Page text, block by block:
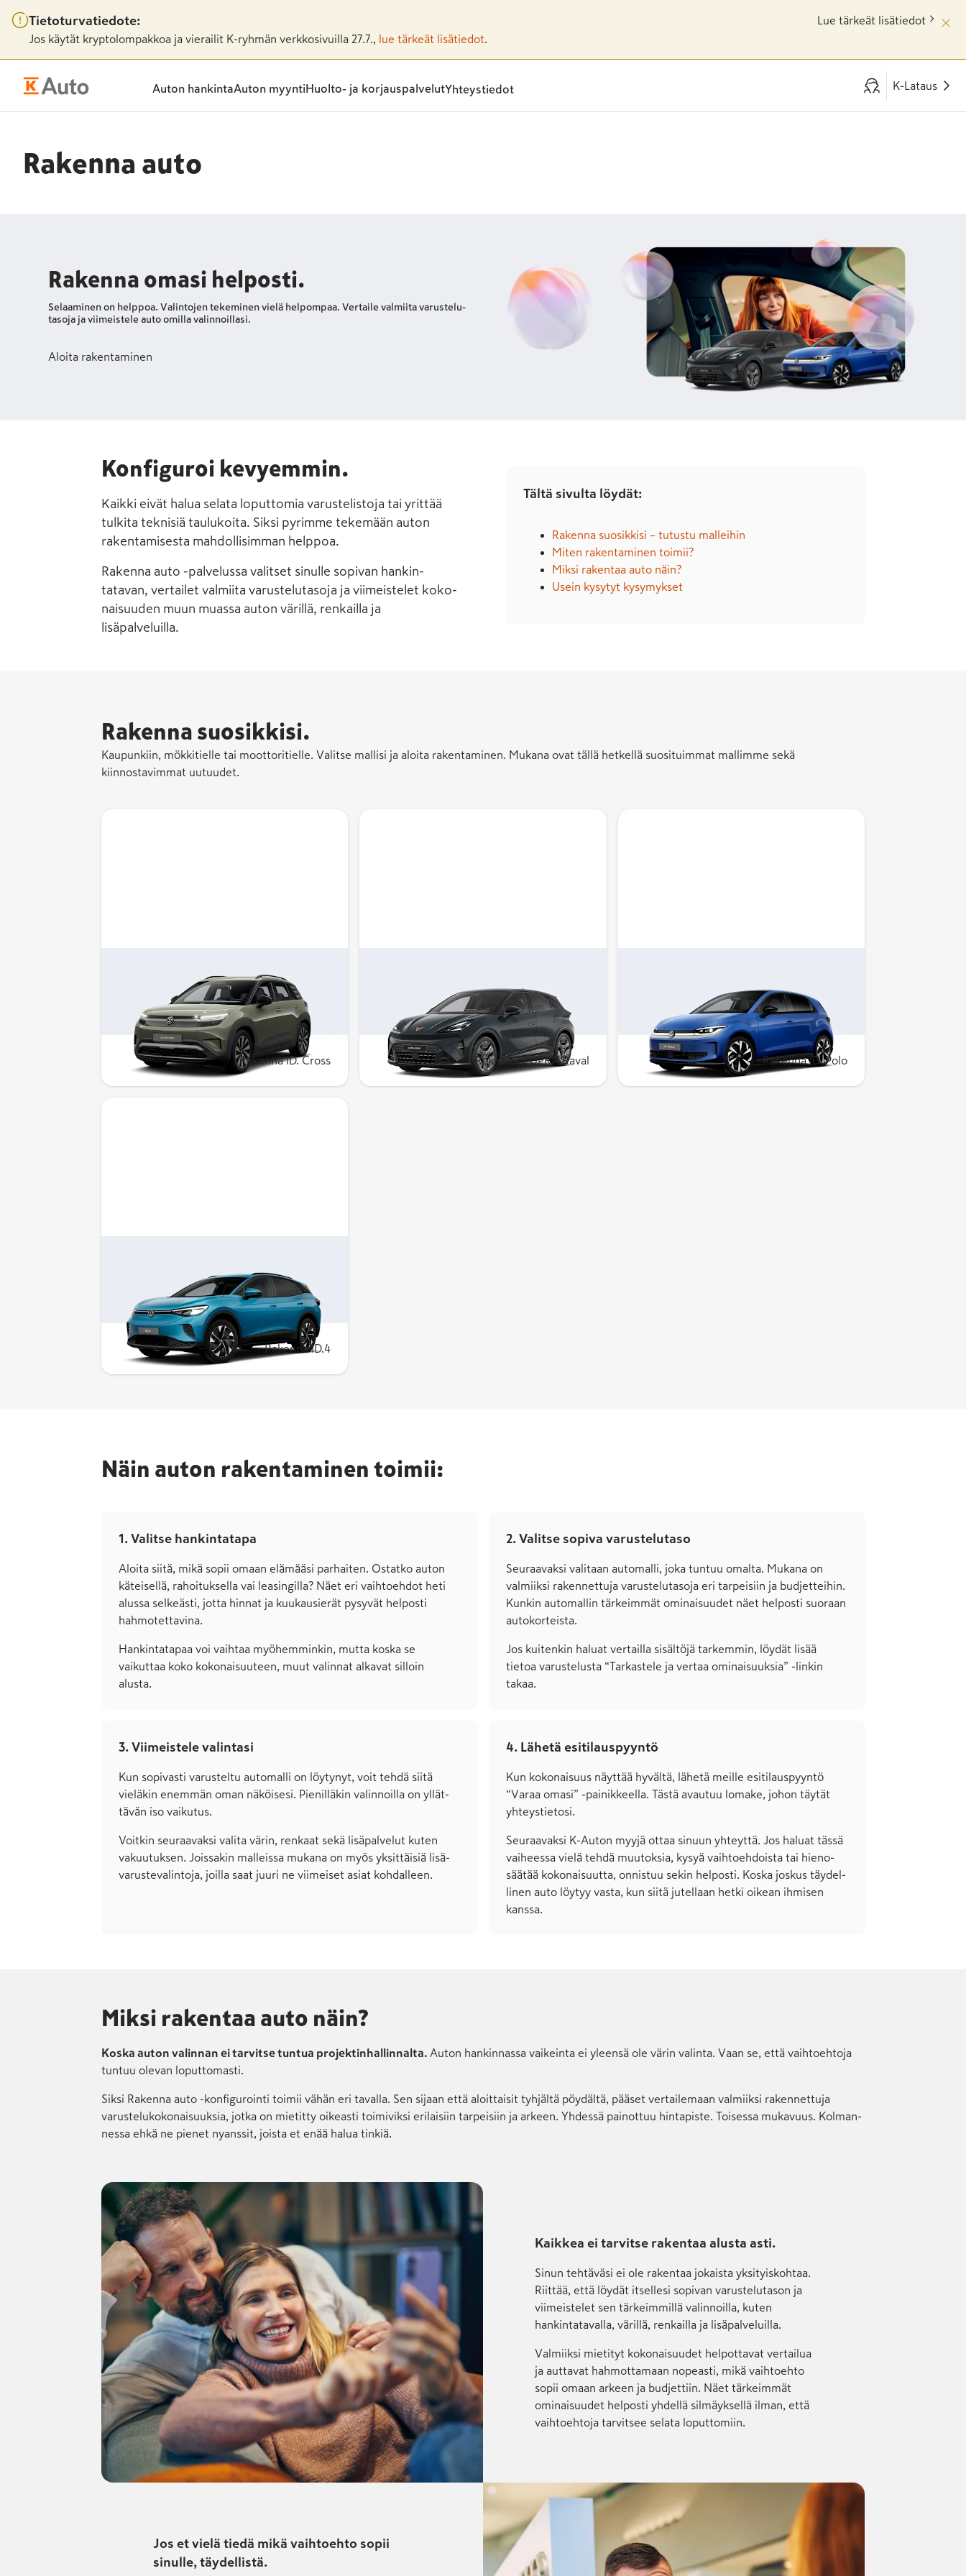
Tietoturvatiedote:
Jos käytät kryptolompakkoa ja vierailit K-ryhmän verkkosivuilla 27.7., lue tärkeät lisätiedot
Lue tärkeät lisätiedot
Auton hankintaAuton myynti Huolto- ja korjauspalvelutYhteystiedot K-Lataus
Rakenna auto
Rakenna omasi helposti.
Selaaminen on helppoa. Valintojen tekemi­nen vielä helpompaa. Vertaile valmiita varustelu­
tasoja ja viimeistele auto omilla valinnoillasi.
Aloita rakentaminen
Konfiguroi kevyemmin.
Kaikki eivät halua selata loputtomia varus­telistoja tai yrittää
tulkita teknisiä taulu­koita. Siksi pyrimme tekemään auton
rakentamisesta mahdollisimman helppoa.
Rakenna auto -palvelussa valitset sinulle sopivan hankin­
tatavan, vertailet valmiita varustelu­tasoja ja viimeistelet koko­
nai­suuden muun muassa auton värillä, ren­kailla ja
lisäpalveluilla.
Tältä sivulta löydät:
Rakenna suosikkisi – tutustu malleihin
Miten rakentaminen toimii?
Miksi rakentaa auto näin?
Usein kysytyt kysymykset
Rakenna suosikkisi.
Kaupunkiin, mökkitielle tai moottoritielle. Valitse mallisi ja aloita rakentaminen. Mukana ovat tällä hetkellä suosituimmat mallimme sekä
kiinnostavimmat uutuudet.
Volkswagen ID. Cross
Enemmän tilaa. Enemmän
mahdollisuuksia. Rakenna omasi esim.
299 €/kk rahoituksella, 399 €/kk yksityis­
leasingilla tai 29 990 € omaksi.
Rakenna ID. Cross
Sähköauto, joka ei jää seinäruusuksi.
Rakenna omasi esim. 359 €/kk yksityis­
leasingilla tai 30 500 € omaksi.
Rakenna CUPRA Raval
Kompakti ulkoa, iso fiilis ratin takana.
Rakenna omasi esim. 249 €/kk
rahoituksella, 349 €/kk yksityis­leasingilla
tai 26 990 € omaksi.
Rakenna ID. Polo
Tilaa arkeen. Mukavuutta matkoille.
Rakenna omasi esim. 560 €/kk
rahoituksella, 699 €/kk yksityis­leasingilla
tai 49 790 € omaksi.
Rakenna ID.4
Näin auton rakentaminen toimii:
1. Valitse hankintatapa
Aloita siitä, mikä sopii omaan elämääsi parhaiten. Ostatko auton
kätei­sellä, rahoituk­sella vai leasingilla? Näet eri vaihto­ehdot heti
alussa selkeästi, jotta hinnat ja kuukausi­erät pysyvät helposti
hahmo­tettavina.
Hankintatapaa voi vaihtaa myöhem­minkin, mutta koska se
vaikuttaa koko koko­nai­suuteen, muut valinnat alkavat silloin
alusta.
2. Valitse sopiva varustelutaso
Seuraavaksi valitaan auto­malli, joka tuntuu omalta. Mukana on
valmiiksi rakennettuja varustelu­tasoja eri tarpeisiin ja budjetteihin.
Kunkin auto­mallin tärkeimmät ominai­suudet näet helposti suoraan
auto­korteista.
Jos kuitenkin haluat vertailla sisältöjä tarkemmin, löydät lisää
tietoa varustelusta “Tarkastele ja vertaa ominaisuuksia” -linkin
takaa.
3. Viimeistele valintasi
Kun sopivasti varusteltu auto­malli on löytynyt, voit tehdä siitä
vieläkin enemmän oman näköi­sesi. Pienilläkin valinnoilla on yllät­
tävän iso vaikutus.
Voitkin seuraavaksi valita värin, renkaat sekä lisä­palvelut kuten
vakuu­tuksen. Joissakin malleissa mukana on myös yksittäisiä lisä­
varuste­valintoja, joilla saat juuri ne viimeiset asiat kohdalleen.
4. Lähetä esitilauspyyntö
Kun kokonaisuus näyttää hyvältä, lähetä meille esi­tilaus­pyyntö
“Varaa omasi” -painikkeella. Tästä avautuu lomake, johon täytät
yhteys­tietosi.
Seuraavaksi K-Auton myyjä ottaa sinuun yhteyttä. Jos haluat tässä
vaiheessa vielä tehdä muutoksia, kysyä vaihto­ehdoista tai hieno­
säätää koko­naisuutta, onnistuu sekin helposti. Koska joskus täydel­
linen auto löytyy vasta, kun siitä jutel­laan hetki oikean ihmisen
kanssa.
Miksi rakentaa auto näin?
Koska auton valinnan ei tarvitse tuntua projektin­hallinnalta. Auton hankinnassa vaikeinta ei yleensä ole värin valinta. Vaan se, että vaihto­ehtoja
tuntuu olevan loputtomasti.
Siksi Rakenna auto -konfigurointi toimii vähän eri tavalla. Sen sijaan että aloittaisit tyhjältä pöydältä, pääset vertailemaan valmiiksi rakennettuja
varustelu­koko­naisuuksia, jotka on mietitty oikeasti toimiviksi erilaisiin tarpeisiin ja arkeen. Yhdessä painottuu hinta­piste. Toisessa mukavuus. Kolman­
nessa ehkä ne pienet nyanssit, joista et enää halua tinkiä.
Kaikkea ei tarvitse rakentaa alusta asti.
Sinun tehtäväsi ei ole rakentaa jokaista yksityis­kohtaa.
Riittää, että löydät itsellesi sopivan varustelu­tason ja
viimeis­telet sen tärkeim­millä valinnoilla, kuten
hankinta­tavalla, värillä, renkailla ja lisä­palveluilla.
Valmiiksi mietityt kokonai­suudet helpot­tavat vertailua
ja auttavat hahmot­tamaan nopeasti, mikä vaihto­ehto
sopii omaan arkeen ja budjettiin. Näet tärkeimmät
ominai­suudet helposti yhdellä silmäyk­sellä ilman, että
vaihto­ehtoja tarvitsee selata loput­tomiin.
Jos et vielä tiedä mikä vaihtoehto sopii
sinulle, täydellistä.